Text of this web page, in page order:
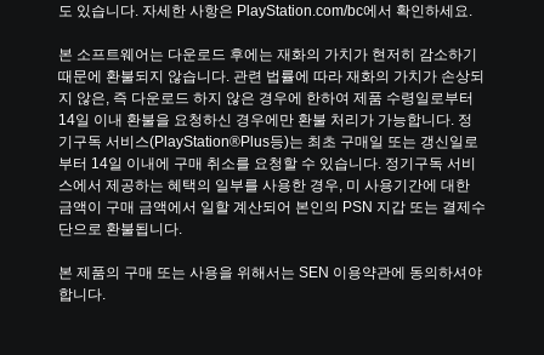
도 있습니다. 자세한 사항은 PlayStation.com/bc에서 확인하세요.
본 소프트웨어는 다운로드 후에는 재화의 가치가 현저히 감소하기
때문에 환불되지 않습니다. 관련 법률에 따라 재화의 가치가 손상되
지 않은, 즉 다운로드 하지 않은 경우에 한하여 제품 수령일로부터
14일 이내 환불을 요청하신 경우에만 환불 처리가 가능합니다. 정
기구독 서비스(PlayStation®Plus등)는 최초 구매일 또는 갱신일로
부터 14일 이내에 구매 취소를 요청할 수 있습니다. 정기구독 서비
스에서 제공하는 혜택의 일부를 사용한 경우, 미 사용기간에 대한
금액이 구매 금액에서 일할 계산되어 본인의 PSN 지갑 또는 결제수
단으로 환불됩니다.
본 제품의 구매 또는 사용을 위해서는 SEN 이용약관에 동의하셔야
합니다.